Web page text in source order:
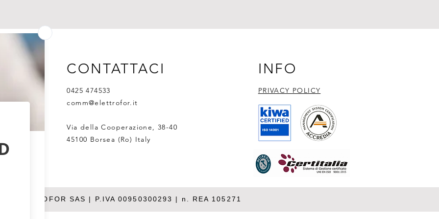
CONTATTACI
0425 474533
comm@elettrofor.it
Via della Cooperazione, 38-40
45100 Borsea (Ro) Italy
INFO
PRIVACY POLICY​
ELETTROFOR SAS | P.IVA 00950300293 | n. REA 105271